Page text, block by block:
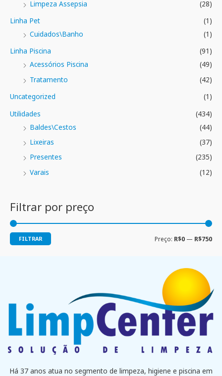
Limpeza Assepsia
(28)
Linha Pet
(1)
Cuidados\Banho
(1)
Linha Piscina
(91)
Acessórios Piscina
(49)
Tratamento
(42)
Uncategorized
(1)
Utilidades
(434)
Baldes\Cestos
(44)
Lixeiras
(37)
Presentes
(235)
Varais
(12)
Filtrar por preço
FILTRAR Preço: R$0 — R$750
Há 37 anos atua no segmento de limpeza, higiene e piscina em